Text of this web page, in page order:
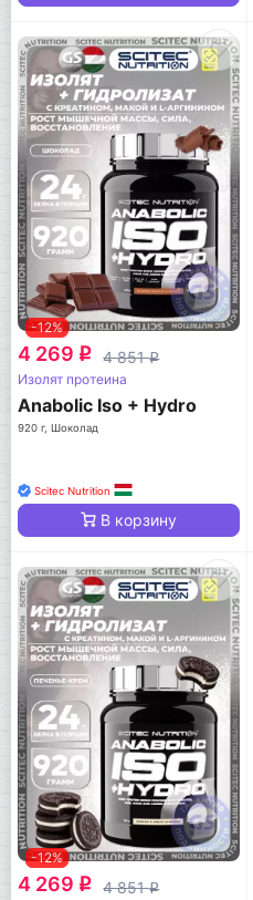
-12%
4 269 q 4 851q
Изолят протеина
Anabolic Iso + Hydro
920 г, Шоколад
Scitec Nutrition
В корзину
-12%
4 269 q 4 851q